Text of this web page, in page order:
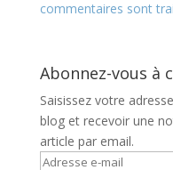
commentaires sont
Abonnez-vous à
Saisissez votre
blog et recevoir une
article par email.
Adresse